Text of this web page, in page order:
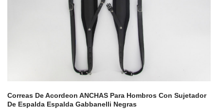
Correas De Acordeon ANCHAS Para Hombros Con Sujetador
De Espalda Espalda Gabbanelli Negras